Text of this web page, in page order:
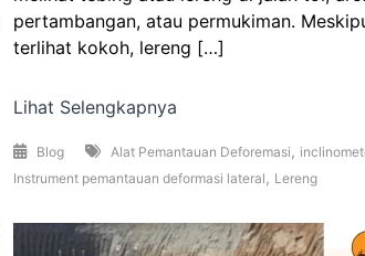
pertambangan, atau permukiman.
terlihat kokoh, lereng […]
Lihat Selengkapnya
Blog Alat Pemantauan Deforemasi ,
Instrument pemantauan deformasi lateral , Lereng